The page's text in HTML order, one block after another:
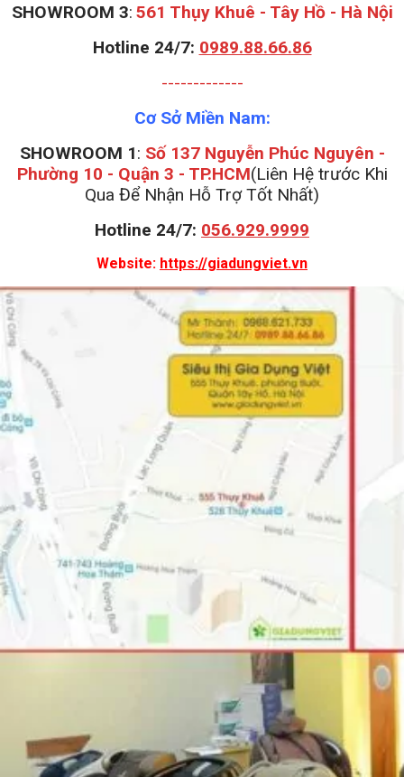
SHOWROOM 3: 561 Thụy Khuê - Tây Hồ - Hà Nội
Hotline 24/7: 0989.88.66.86
-------------
Cơ Sở Miền Nam:
SHOWROOM 1: Số 137 Nguyễn Phúc Nguyên -
Phường 10 - Quận 3 - TP.HCM(Liên Hệ trước Khi
Qua Để Nhận Hỗ Trợ Tốt Nhất)
Hotline 24/7: 056.929.9999
Website: https://giadungviet.vn